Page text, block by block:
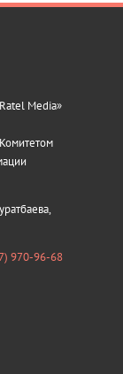
Media»
970-96-68